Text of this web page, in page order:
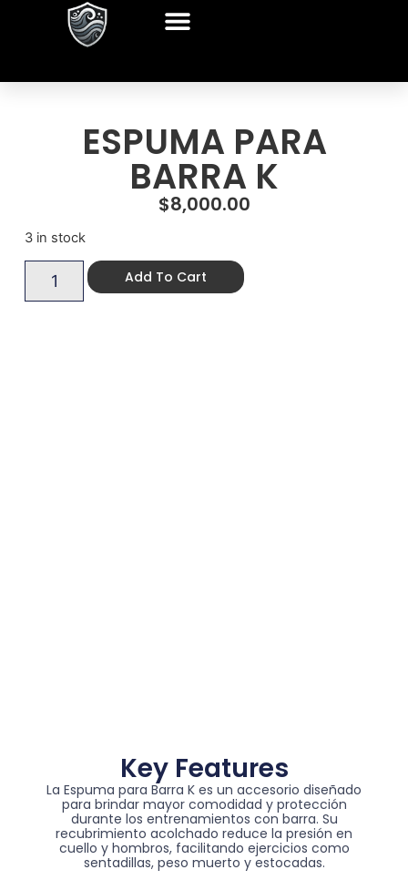
ESPUMA PARA
BARRA K
$8,000.00
3 in stock
Add To Cart
Key Features
La Espuma para Barra K es un accesorio diseñado
para brindar mayor comodidad y protección
durante los entrenamientos con barra. Su
recubrimiento acolchado reduce la presión en
cuello y hombros, facilitando ejercicios como
sentadillas, peso muerto y estocadas.